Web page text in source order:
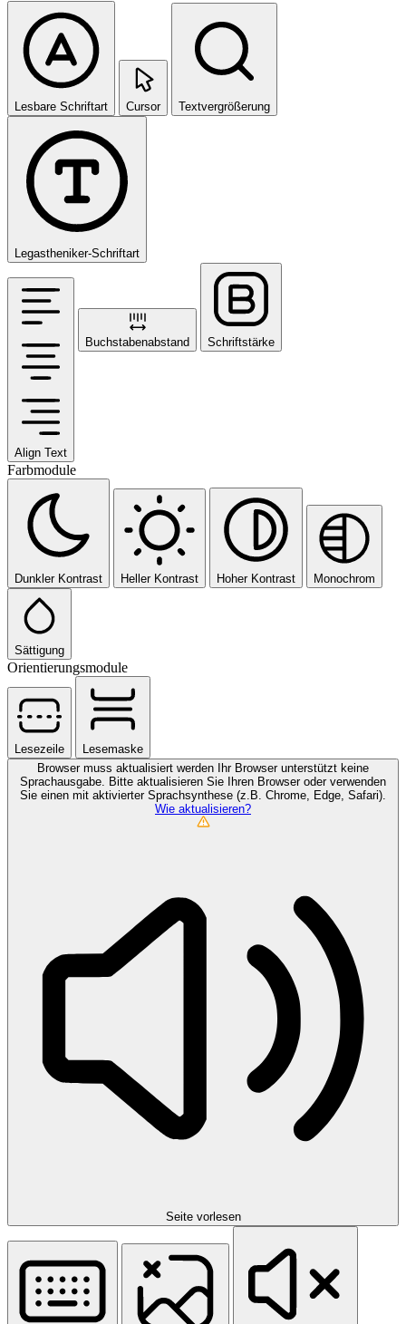
Lesbare Schriftart Cursor Textvergrößerung
Legastheniker-Schriftart
Align Text
Buchstabenabstand Schriftstärke
Farbmodule
Dunkler Kontrast Heller Kontrast Hoher Kontrast Monochrom
Sättigung
Orientierungsmodule
Lesezeile
Lesemaske
Browser muss aktualisiert werden
Ihr Browser unterstützt keine
Sprachausgabe. Bitte aktualisieren Sie Ihren Browser oder verwenden
Sie einen mit aktivierter Sprachsynthese (z.B. Chrome, Edge, Safari).
Wie aktualisieren?
Seite vorlesen